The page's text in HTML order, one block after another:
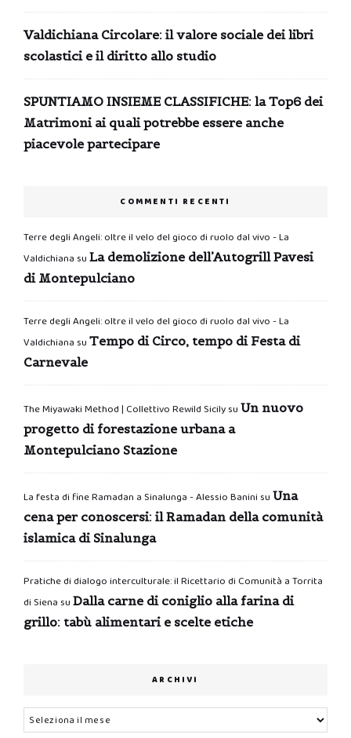
Valdichiana Circolare: il valore sociale dei libri
scolastici e il diritto allo studio
SPUNTIAMO INSIEME CLASSIFICHE: la Top6 dei
Matrimoni ai quali potrebbe essere anche
piacevole partecipare
COMMENTI RECENTI
Terre degli Angeli: oltre il velo del gioco di ruolo dal vivo - La
Valdichiana su La demolizione dell’Autogrill Pavesi
di Montepulciano
Terre degli Angeli: oltre il velo del gioco di ruolo dal vivo - La
Valdichiana su Tempo di Circo, tempo di Festa di
Carnevale
The Miyawaki Method | Collettivo Rewild Sicilysu Un nuovo
progetto di forestazione urbana a
Montepulciano Stazione
La festa di fine Ramadan a Sinalunga - Alessio Banini su Una
cena per conoscersi: il Ramadan della comunità
islamica di Sinalunga
Pratiche di dialogo interculturale: il Ricettario di Comunità a Torrita
di Siena su Dalla carne di coniglio alla farina di
grillo: tabù alimentari e scelte etiche
ARCHIVI
Archivi